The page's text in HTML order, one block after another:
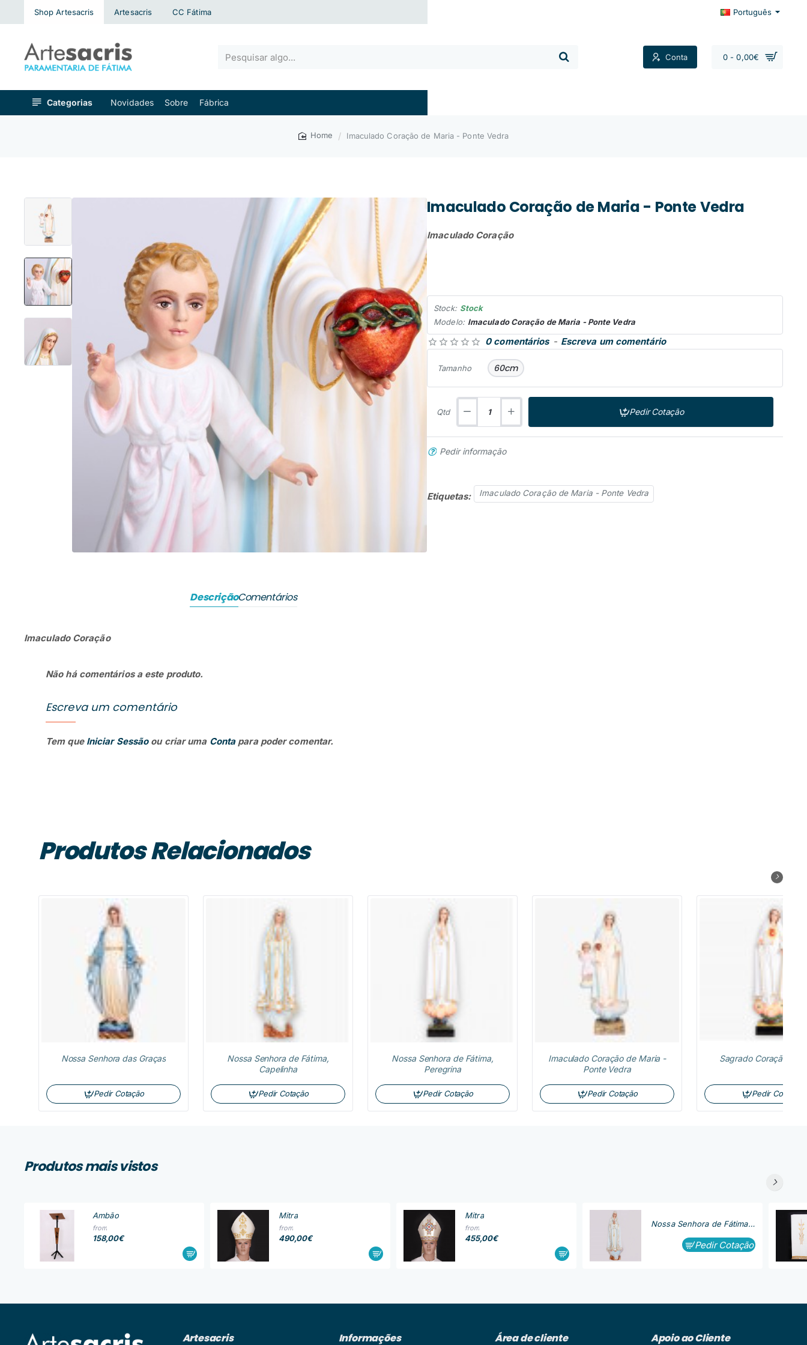
Shop Artesacris Artesacris CC Fátima Português
Pesquisar
Conta 0 - 0,00€
Categorias Novidades Sobre Fábrica
Imaculado Coração de Maria - Ponte Vedra
Imaculado Coração de Maria - Ponte Vedra
Imaculado Coração
Stock: Stock
Modelo: Imaculado Coração de Maria - Ponte Vedra
0 comentários - Escreva um comentário
Tamanho 60cm
Qtd Pedir Cotação
Pedir informação
Etiquetas: Imaculado Coração de Maria - Ponte Vedra
DescriçãoComentários
Imaculado Coração
Não há comentários a este produto.
Escreva um comentário
Tem que Iniciar Sessão ou criar uma Contapara poder comentar.
Produtos Relacionados
Nossa Senhora das Graças
Pedir Cotação
Nossa Senhora de Fátima,
Capelinha
Pedir Cotação
Nossa Senhora de Fátima,
Peregrina
Pedir Cotação
Imaculado Coração de Maria -
Ponte Vedra
Pedir Cotação
Sagrado Coração de
Pedir Cotação
Produtos mais vistos
Ambão
from
158,00€
Mitra
from
490,00€
Mitra
from
455,00€
Nossa Senhora de Fátima, Capelinha
Pedir Cotação
Artesacris Informações Área de cliente Apoio ao Cliente